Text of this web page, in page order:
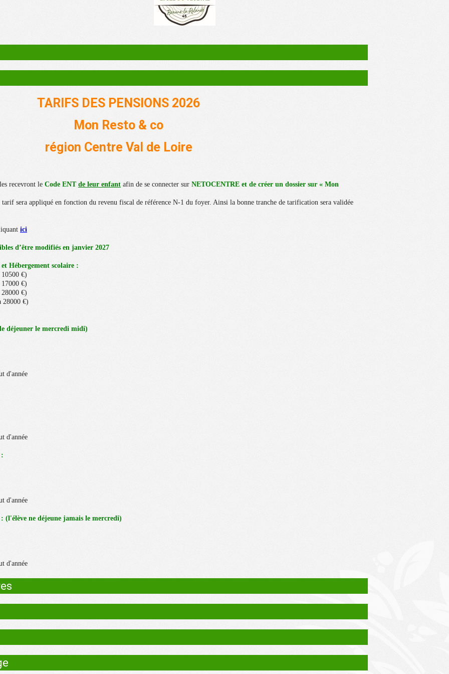
TARIFS DES PENSIONS 2026
Mon Resto & co
région Centre Val de Loire
recevront le Code ENT de leur enfant afin de se connecter sur NETOCENTRE et de créer un dossier sur « Mon
sera appliqué en fonction du revenu fiscal de référence N-1 du foyer. Ainsi la bonne tranche de tarification sera validée
ici
d’être modifiés en janvier 2027
Hébergement scolaire :
€)
€)
€)
28000 €)
déjeuner le mercredi midi)
d'année
d'année
d'année
ne déjeune jamais le mercredi)
d'année